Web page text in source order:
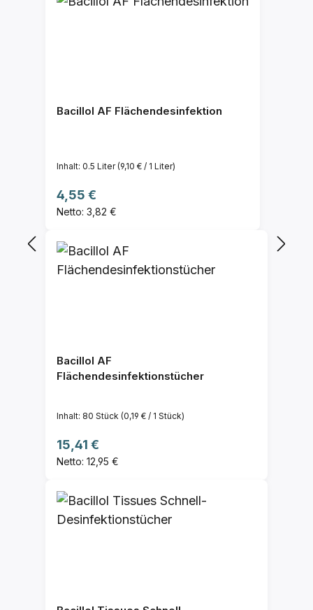
Bacillol AF Flächendesinfektion
Inhalt: 0.5 Liter(9,10 € / 1 Liter)
Regulärer Preis:
4,55 €
Netto: 3,82 €
Bacillol AF
Flächendesinfektionstücher
Inhalt: 80 Stück (0,19 € / 1 Stück)
Regulärer Preis:
15,41 €
Netto: 12,95 €